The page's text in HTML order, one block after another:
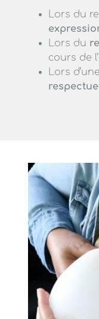
Lors du
Lors du
cours de
Lors